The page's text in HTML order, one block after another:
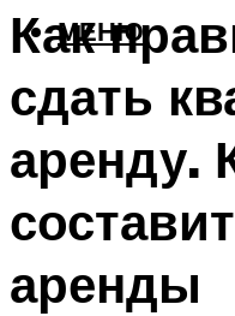
МЕНЮ
Как
сдать
аренду.
аренды